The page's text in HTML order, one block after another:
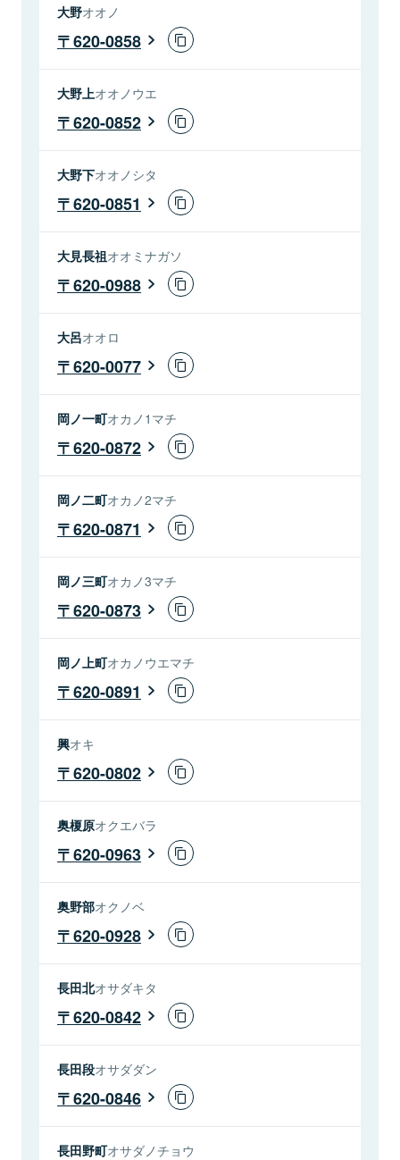
大野オオノ
620-0858
大野上オオノウエ
620-0852
大野下オオノシタ
620-0851
大見長祖オオミナガソ
620-0988
大呂オオロ
620-0077
岡ノ一町オカノ1マチ
620-0872
岡ノ二町オカノ2マチ
620-0871
岡ノ三町オカノ3マチ
620-0873
岡ノ上町オカノウエマチ
620-0891
興オキ
620-0802
奥榎原オクエバラ
620-0963
奥野部オクノベ
620-0928
長田北オサダキタ
620-0842
長田段オサダダン
620-0846
長田野町オサダノチョウ